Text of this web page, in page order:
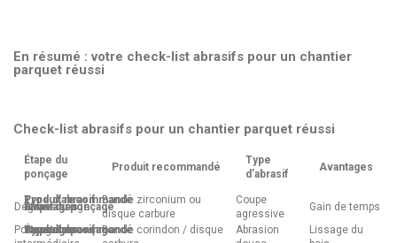
En résumé : votre check-list abrasifs pour un chantier
parquet réussi
Check-list abrasifs pour un chantier parquet réussi
Étape du
ponçage
Produit recommandé
Type
d’abrasif
Avantages
Dégrossissage
Bande zirconium ou
disque carbure
Coupe
agressive
Gain de temps
Ponçage
Bande corindon / disque
Abrasion
Lissage du